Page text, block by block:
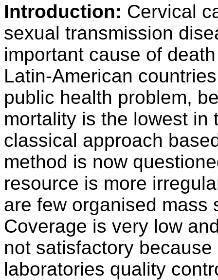
Introduction: Cervical
sexual transmission
important cause of
Latin-American
public health problem,
mortality is the lowest in
classical approach
method is now
resource is more
are few organised mass
Coverage is very low
not satisfactory
laboratories quality